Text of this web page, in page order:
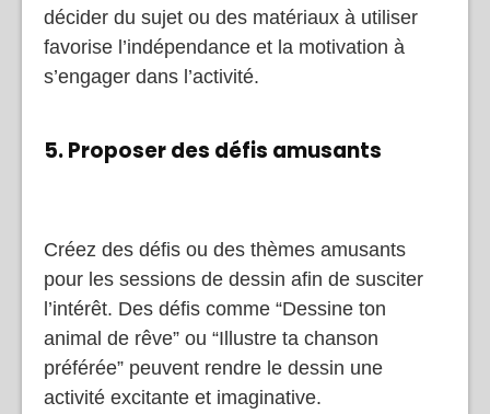
décider du sujet ou des matériaux à utiliser
favorise l’indépendance et la motivation à
s’engager dans l’activité.
5. Proposer des défis amusants
Créez des défis ou des thèmes amusants
pour les sessions de dessin afin de susciter
l’intérêt. Des défis comme “Dessine ton
animal de rêve” ou “Illustre ta chanson
préférée” peuvent rendre le dessin une
activité excitante et imaginative.